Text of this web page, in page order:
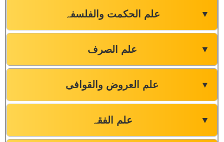
علم الحکمت والفلسفہ ▼
علم الصرف ▼
علم العروض والقوافی ▼
علم الفقہ ▼